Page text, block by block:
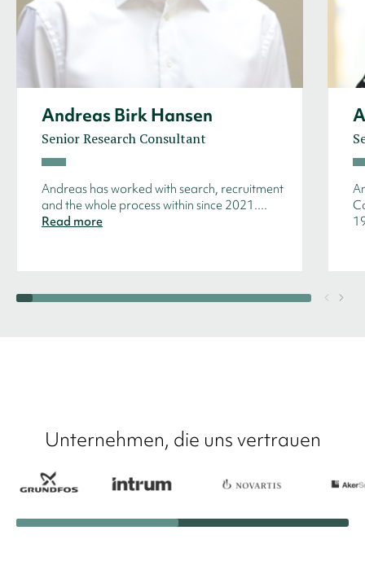
Andreas Birk Hansen
Senior Research Consultant
Andreas has worked with search, recruitment
and the whole process within since 2021....
Read more
Unternehmen, die uns vertrauen